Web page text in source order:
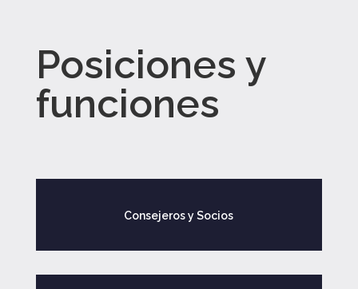
Posiciones y
funciones
Consejeros y Socios